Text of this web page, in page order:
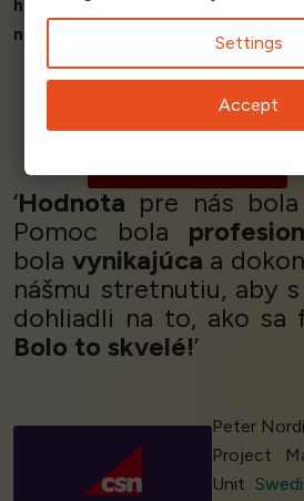
hladko , ale aj tím, ktorý rozumel
nami spolupracovať na
dosiahnutí
‘Hodnota pre nás bola
Pomoc bola
bola vynikajúca a
nášmu stretnutiu, aby
dohliadli na to, ako sa
Bolo to skvelé!’
Peter
Project
Unit
Settings
Accept